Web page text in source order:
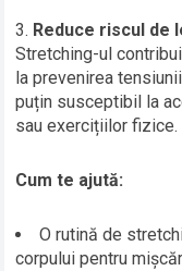
Reduce riscul de
Stretching-ul
la prevenirea
puțin susceptibil la
sau exercițiilor fizice.
Cum te ajută:
O rutină de
corpului pentru